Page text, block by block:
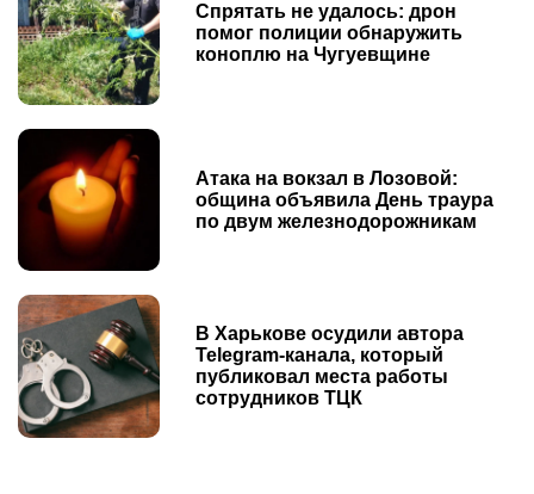
Спрятать не удалось: дрон
помог полиции обнаружить
коноплю на Чугуевщине
Атака на вокзал в Лозовой:
община объявила День траура
по двум железнодорожникам
В Харькове осудили автора
Telegram-канала, который
публиковал места работы
сотрудников ТЦК